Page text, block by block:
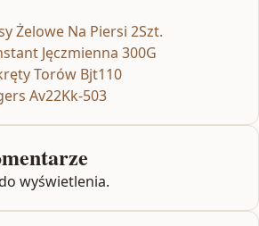
Żelowe Na Piersi 2Szt.
Jęczmienna 300G
Torów Bjt110
Av22Kk-503
wyświetlenia.